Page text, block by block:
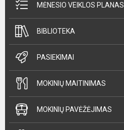
MĖNESIO VEIKLOS PLANAS
BIBLIOTEKA
PASIEKIMAI
MOKINIŲ MAITINIMAS
MOKINIŲ PAVĖŽĖJIMAS